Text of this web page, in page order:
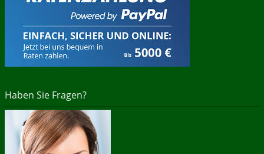
Haben Sie Fragen?